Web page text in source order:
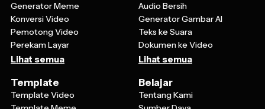
Generator Meme
Konversi Video
Pemotong Video
Perekam Layar
Lihat semua
Audio Bersih
Generator Gambar AI
Teks ke Suara
Dokumen ke Video
Lihat semua
Template
Template Video
Belajar
Tentang Kami